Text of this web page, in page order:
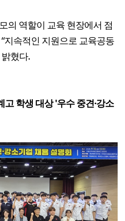
의 역할이 교육 현장에서 점
지속적인 지원으로 교육공동
혔다.
학생 대상 '우수 중견·강소